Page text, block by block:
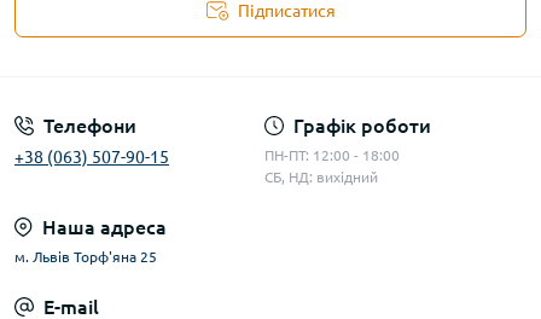
Підписатися
Телефони
+38 (063) 507-90-15
Графік роботи
ПН-ПТ: 12:00 - 18:00
СБ, НД: вихідний
Наша адреса
м. Львів Торф'яна 25
E-mail